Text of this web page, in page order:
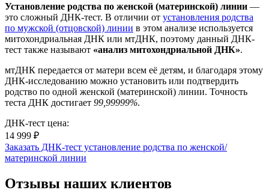
Установление родства по женской (материнской) линии —
это сложный ДНК-тест. В отличии от установления родства
по мужской (отцовской) линии в этом анализе используется
митохондриальная ДНК или мтДНК, поэтому данный ДНК-
тест также называют «анализ митохондриальной ДНК».
мтДНК передается от матери всем её детям, и благодаря этому
ДНК-исследованию можно установить или подтвердить
родство по одной женской (материнской) линии. Точность
теста ДНК достигает 99,99999%.
ДНК-тест цена:
14 999 ₽
Заказать ДНК-тест установление родства по женской/
материнской линии
Отзывы наших клиентов